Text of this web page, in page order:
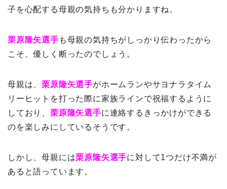
子を心配する母親の気持ちも分かりますね。
栗原隆矢選手 も母親の気持ちがしっかり伝わったから
こそ、優しく断ったのでしょう。
母親は、栗原隆矢選手がホームランやサヨナラタイム
リーヒットを打った際に家族ラインで祝福するように
しており、 栗原隆矢選手に連絡するきっかけができる
のを楽しみにしているそうです。
しかし、母親には栗原隆矢選手に対して1つだけ不満が
あると語っています。